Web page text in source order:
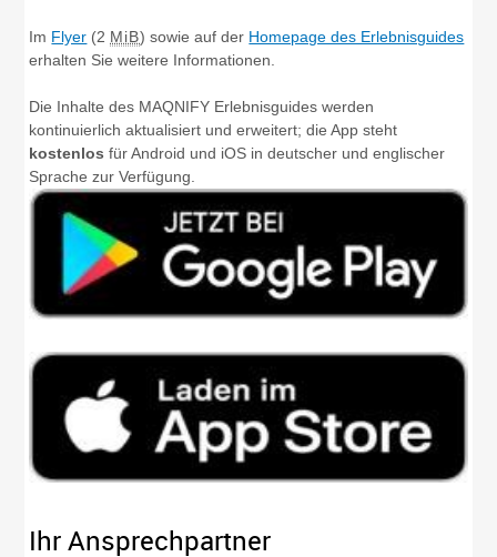
Im Flyer (2 MiB) sowie auf der Homepage des Erlebnisguides
erhalten Sie weitere Informationen.
Die Inhalte des MAQNIFY Erlebnisguides werden
kontinuierlich aktualisiert und erweitert; die App steht
kostenlos für Android und iOS in deutscher und englischer
Sprache zur Verfügung.
Ihr Ansprechpartner